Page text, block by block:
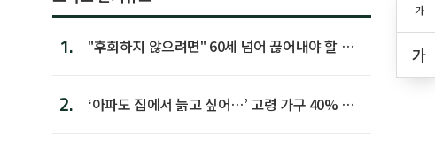
가
가
1.
"후회하지 않으려면" 60세 넘어 끊어내야 할 사
2.
‘아파도 집에서 늙고 싶어…’ 고령 가구 40% 노